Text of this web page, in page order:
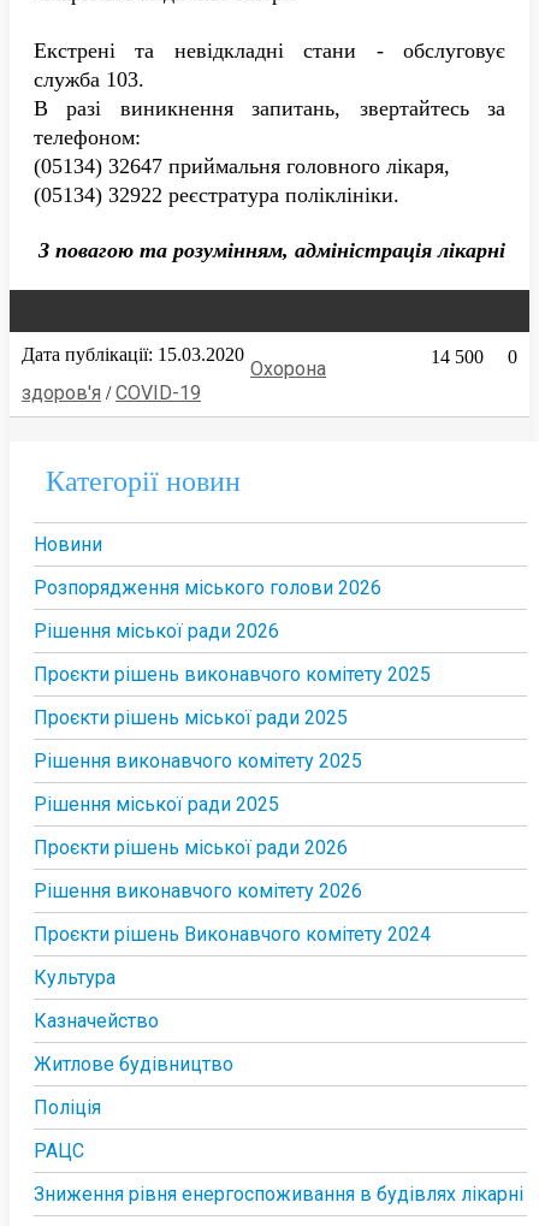
Екстрені та невідкладні стани - обслуговує
служба 103.
В разі виникнення запитань, звертайтесь за
телефоном:
(05134) 32647 приймальня головного лікаря,
(05134) 32922 реєстратура поліклініки.
З повагою та розумінням, адміністрація лікарні
Дата публікації: 15.03.2020 0
14 500
Охорона
здоров'я /COVID-19
Категорії новин
Новини
Розпорядження міського голови 2026
Рішення міської ради 2026
Проєкти рішень виконавчого комітету 2025
Проєкти рішень міської ради 2025
Рішення виконавчого комітету 2025
Рішення міської ради 2025
Проєкти рішень міської ради 2026
Рішення виконавчого комітету 2026
Проєкти рішень Виконавчого комітету 2024
Культура
Казначейство
Житлове будівництво
Поліція
РАЦС
Зниження рівня енергоспоживання в будівлях лікарні